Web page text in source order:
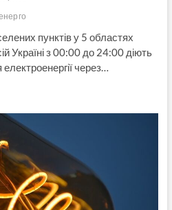
пунктів у 5 областях
Україні з 00:00 до 24:00 діють
через…